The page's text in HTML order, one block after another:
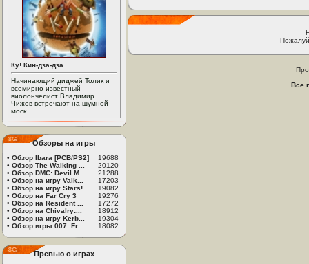
Ку! Кин-дза-дза
Начинающий диджей Толик и
всемирно известный
виолончелист Владимир
Чижов встречают на шумной
моск...
Обзоры на игры
• Обзор Ibara [PCB/PS2]
19688
• Обзор The Walking ...
20120
• Обзор DMC: Devil M...
21288
• Обзор на игру Valk...
17203
• Обзор на игру Stars!
19082
• Обзор на Far Cry 3
19276
• Обзор на Resident ...
17272
• Обзор на Chivalry:...
18912
• Обзор на игру Kerb...
19304
• Обзор игры 007: Fr... 18082
Превью о играх
Все